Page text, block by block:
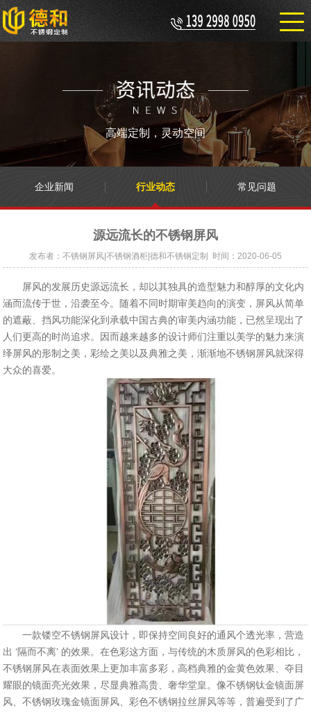
高端定制，灵动空间
企业新闻 行业动态 常见问题
源远流长的不锈钢屏风
发布者：不锈钢屏风|不锈钢酒柜|德和不锈钢定制 时间：2020-06-05
屏风的发展历史源远流长，却以其独具的造型魅力和醇厚的文化内
涵而流传于世，沿袭至今。随着不同时期审美趋向的演变，屏风从简单
的遮蔽、挡风功能深化到承载中国古典的审美内涵功能，已然呈现出了
人们更高的时尚追求。因而越来越多的设计师们注重以美学的魅力来演
绎屏风的形制之美，彩绘之美以及典雅之美，渐渐地不锈钢屏风就深得
大众的喜爱。
一款镂空不锈钢屏风设计，即保持空间良好的通风个透光率，营造
出 ‘隔而不离’ 的效果。在色彩这方面，与传统的木质屏风的色彩相比，
不锈钢屏风在表面效果上更加丰富多彩，高档典雅的金黄色效果、夺目
耀眼的镜面亮光效果，尽显典雅高贵、奢华堂皇。像不锈钢钛金镜面屏
风、不锈钢玫瑰金镜面屏风、彩色不锈钢拉丝屏风等等，普遍受到了广